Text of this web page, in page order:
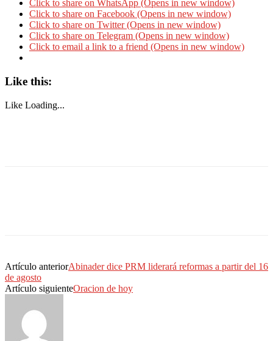
Click to share on WhatsApp (Opens in new window)
Click to share on Facebook (Opens in new window)
Click to share on Twitter (Opens in new window)
Click to share on Telegram (Opens in new window)
Click to email a link to a friend (Opens in new window)
Like this:
Like Loading...
Artículo anteriorAbinader dice PRM liderará reformas a partir del 16
de agosto
Artículo siguienteOracion de hoy